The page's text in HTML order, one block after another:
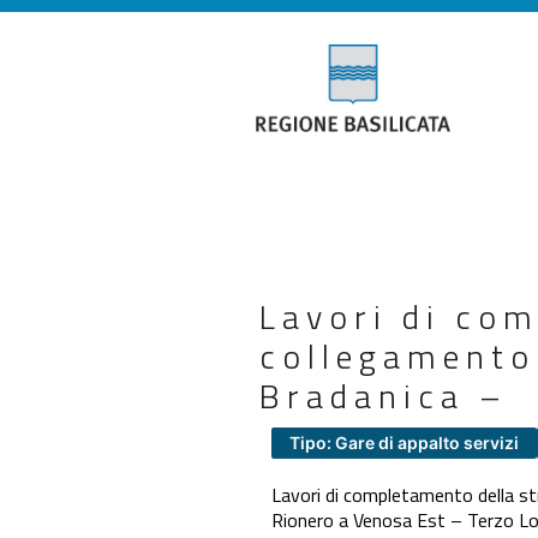
Lavori di
Bradanica –
Tipo: Gare di appalto servizi
Lavori di completamento della
Rionero a Venosa Est – Terzo